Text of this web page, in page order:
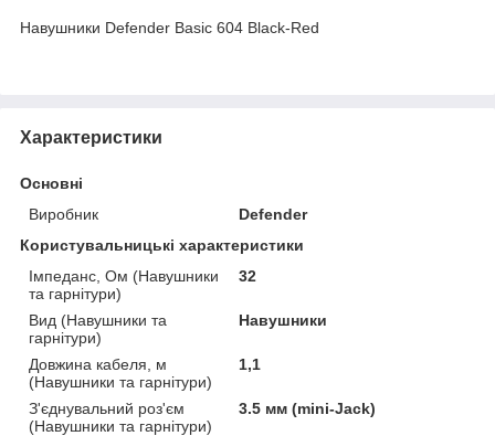
Навушники Defender Basic 604 Black-Red
Характеристики
Основні
Виробник
Defender
Користувальницькі характеристики
Імпеданс, Ом (Навушники
та гарнітури)
32
Вид (Навушники та
гарнітури)
Навушники
Довжина кабеля, м
(Навушники та гарнітури)
1,1
З'єднувальний роз'єм
(Навушники та гарнітури)
3.5 мм (mini-Jack)